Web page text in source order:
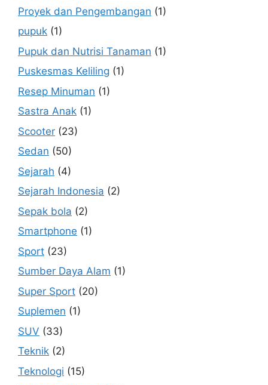
Proyek dan Pengembangan (1)
pupuk (1)
Pupuk dan Nutrisi Tanaman (1)
Puskesmas Keliling (1)
Resep Minuman (1)
Sastra Anak (1)
Scooter (23)
Sedan (50)
Sejarah (4)
Sejarah Indonesia (2)
Sepak bola (2)
Smartphone (1)
Sport (23)
Sumber Daya Alam (1)
Super Sport (20)
Suplemen (1)
SUV (33)
Teknik (2)
Teknologi (15)